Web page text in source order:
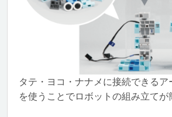
タテ・ヨコ・ナナメに接続できるア
を使うことでロボットの組み立てが